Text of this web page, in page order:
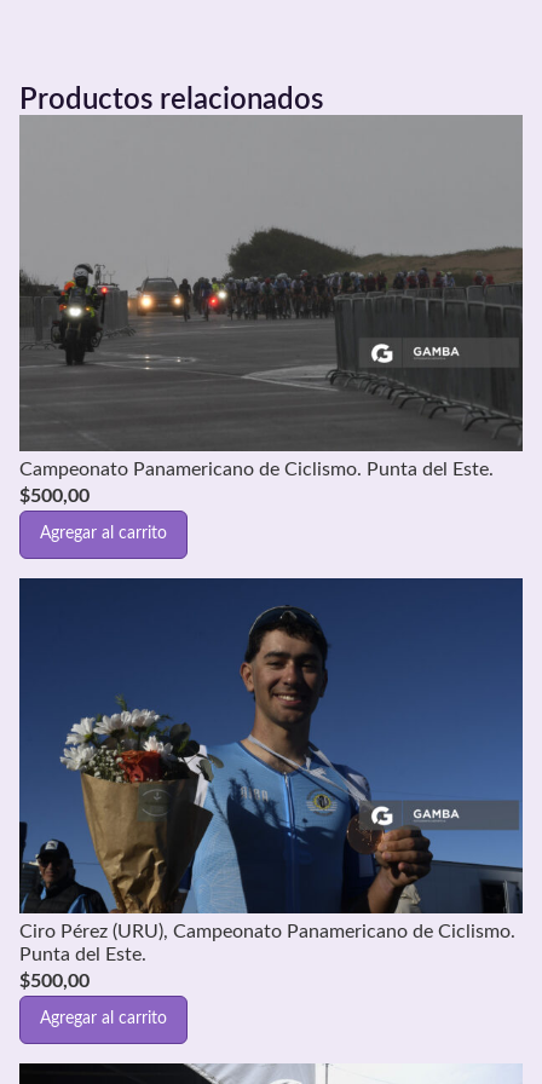
Productos relacionados
Campeonato Panamericano de Ciclismo. Punta del Este.
$500,00
Agregar al carrito
Ciro Pérez (URU), Campeonato Panamericano de Ciclismo.
Punta del Este.
$500,00
Agregar al carrito